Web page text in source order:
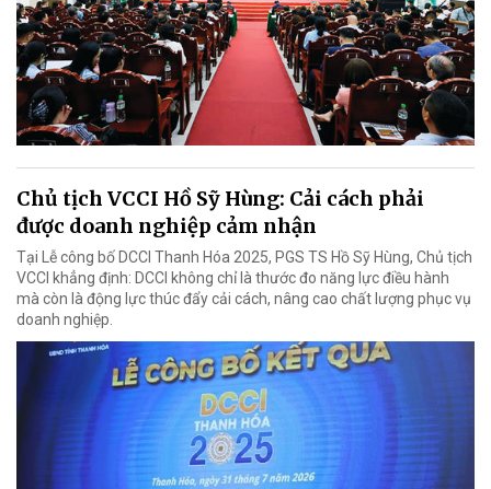
Chủ tịch VCCI Hồ Sỹ Hùng: Cải cách phải
được doanh nghiệp cảm nhận
Tại Lễ công bố DCCI Thanh Hóa 2025, PGS TS Hồ Sỹ Hùng, Chủ tịch
VCCI khẳng định: DCCI không chỉ là thước đo năng lực điều hành
mà còn là động lực thúc đẩy cải cách, nâng cao chất lượng phục vụ
doanh nghiệp.